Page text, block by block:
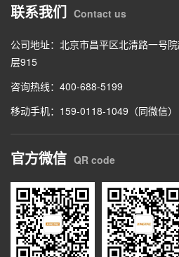
联系我们 Contact us
公司地址：北京市昌平区北清路一号
层915
咨询热线：400-688-5199
移动手机：159-0118-1049（同微信）
官方微信 QR code